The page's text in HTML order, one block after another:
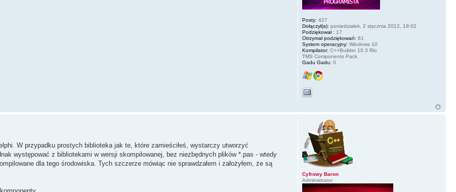
Posty: 427
Dołączył(a): poniedziałek, 2 stycznia 2012, 19:02
Podziękował : 17
Otrzymał podziękowań: 61
System operacyjny: Windows 10
Kompilator: C++Builder 10.3 Rio
TMS Components Pack
Gadu Gadu: 0
W przypadku prostych biblioteka jak te, które zamieściłeś, wystarczy utworzyć
występować z bibliotekami w wersji skompilowanej, bez niezbędnych plików *.pas - wtedy
dla tego środowiska. Tych szczerze mówiąc nie sprawdzałem i założyłem, że są
Cyfrowy Baron
Administrator